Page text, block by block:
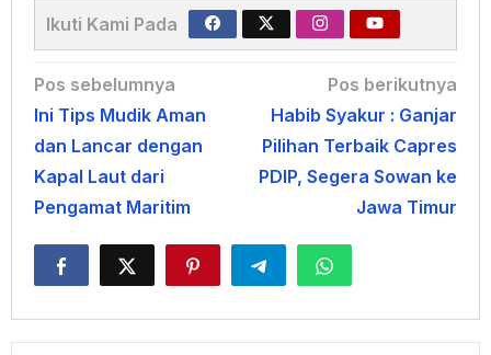
Ikuti Kami Pada
Navigasi
pos
Pos sebelumnya
Ini Tips Mudik Aman
dan Lancar dengan
Kapal Laut dari
Pengamat Maritim
Pos berikutnya
Habib Syakur : Ganjar
Pilihan Terbaik Capres
PDIP, Segera Sowan ke
Jawa Timur